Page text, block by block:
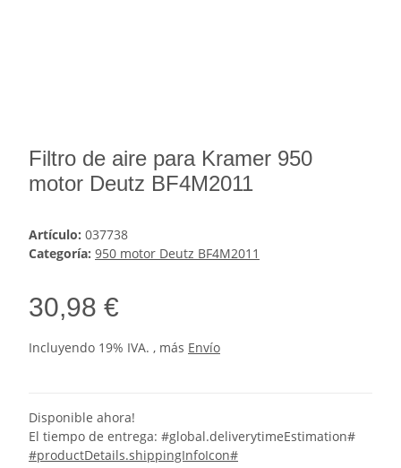
Filtro de aire para Kramer 950
motor Deutz BF4M2011
Artículo: 037738
Categoría: 950 motor Deutz BF4M2011
30,98 €
Incluyendo 19% IVA. , más Envío
Disponible ahora!
El tiempo de entrega: #global.deliverytimeEstimation#
#productDetails.shippingInfoIcon#